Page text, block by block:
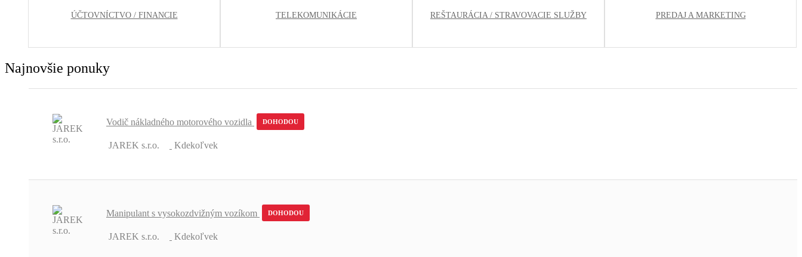
ÚČTOVNÍCTVO / FINANCIE TELEKOMUNIKÁCIE REŠTAURÁCIA / STRAVOVACIE SLUŽBY PREDAJ A MARKETING
Najnovšie ponuky
Vodič nákladného motorového vozidla DOHODOU
JAREK s.r.o. Kdekoľvek
Manipulant s vysokozdvižným vozíkom DOHODOU
JAREK s.r.o. Kdekoľvek